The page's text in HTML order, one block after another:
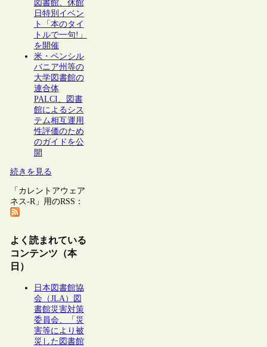
図書館、休館
日特別イベン
ト「本のタイ
トルで一句!」
を開催
米・ペンシル
バニア州等の
大学図書館の
連合体
PALCI、図書
館によるシス
テム相互運用
性評価のため
のガイドを公
開
続きを見る
「カレントアウェア
ネス-R」用のRSS：
よく読まれている
コンテンツ（本
日）
日本図書館協
会（JLA）図
書館災害対策
委員会、「災
害等により被
災した図書館